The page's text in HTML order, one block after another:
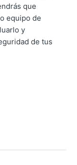
que
equipo de
y
de tus